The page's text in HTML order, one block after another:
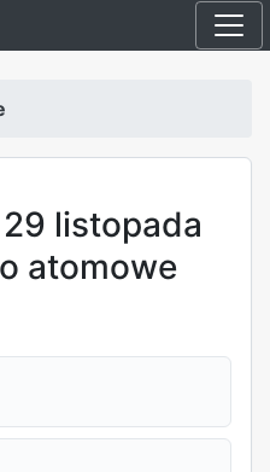
listopada
atomowe